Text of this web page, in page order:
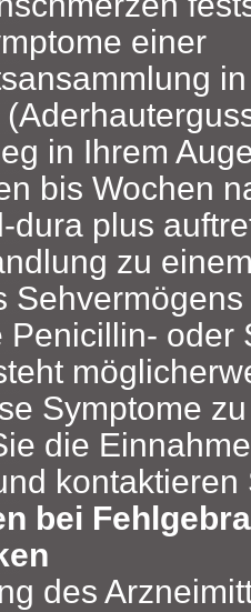
einer
in Ihrem
bis Wochen
dura plus
zu
Penicillin- oder
Symptome
die
kontaktieren
bei
des